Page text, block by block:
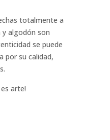
totalmente a
y algodón son
se puede
por su calidad,
arte!